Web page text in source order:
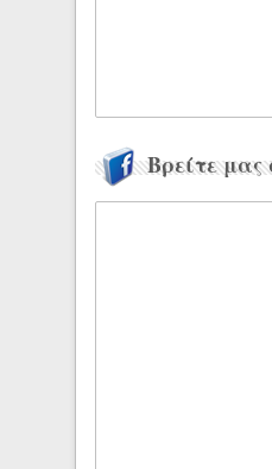
Βρείτε μας